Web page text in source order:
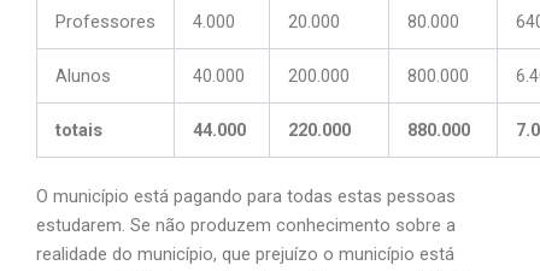
Professores 4.000 20.000 80.000
Alunos 40.000 200.000 800.000
totais 44.000 220.000 880.000
O município está pagando para todas estas pessoas
estudarem. Se não produzem conhecimento sobre a
realidade do município, que prejuízo o município está